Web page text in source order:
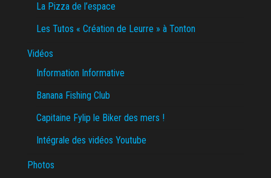
La Pizza de l’espace
Les Tutos « Création de Leurre » à Tonton
Vidéos
Information Informative
Banana Fishing Club
Capitaine Fylip le Biker des mers !
Intégrale des vidéos Youtube
Photos